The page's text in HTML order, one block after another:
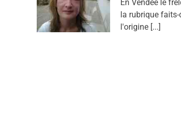
En Vendée le
la rubrique
l'origine [...]